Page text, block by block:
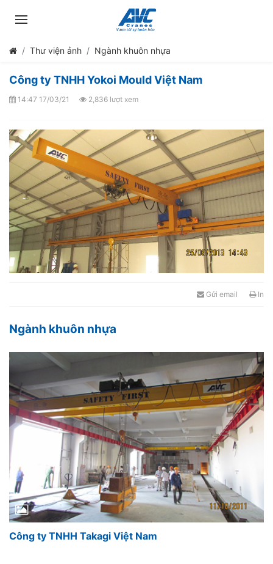
Thư viện ảnh Ngành khuôn nhựa
Công ty TNHH Yokoi Mould Việt Nam
14:47 17/03/21 2,836 lượt xem
Gửi email In
Ngành khuôn nhựa
Công ty TNHH Takagi Việt Nam